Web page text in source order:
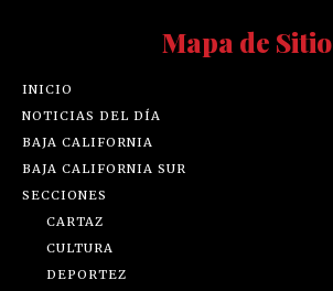
Mapa de Sitio
INICIO
NOTICIAS DEL DÍA
BAJA CALIFORNIA
BAJA CALIFORNIA SUR
SECCIONES
CARTAZ
CULTURA
DEPORTEZ